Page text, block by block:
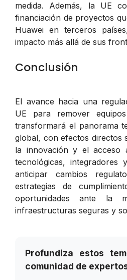
medida. Además, la UE
financiación de proyectos
Huawei en terceros
impacto más allá de sus
Conclusión
El avance hacia una
UE para remover
transformará el panorama
global, con efectos directos
la innovación y el acceso
tecnológicas, integradores
anticipar cambios
estrategias de
oportunidades ante la
infraestructuras seguras y
Profundiza estos
comunidad de